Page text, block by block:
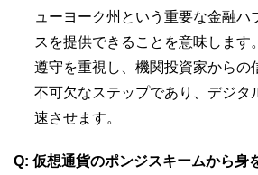
ューヨーク州という重要な金融ハ
スを提供できることを意味します
遵守を重視し、機関投資家からの
不可欠なステップであり、デジタ
速させます。
Q: 仮想通貨のポンジスキームから身